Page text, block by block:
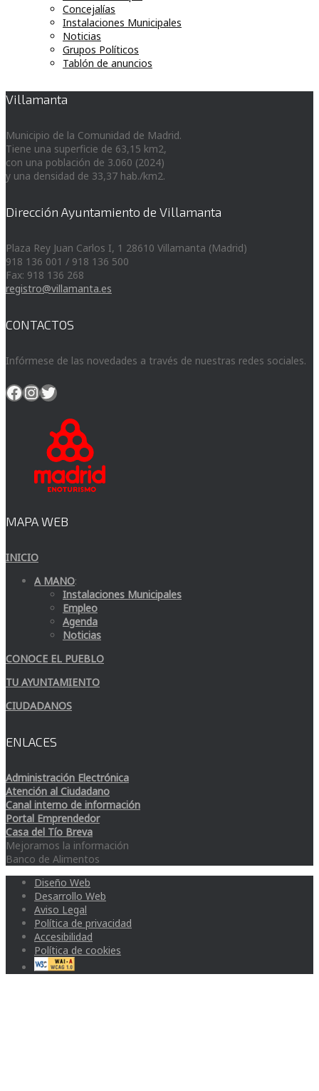
Concejalías
Instalaciones Municipales
Noticias
Grupos Políticos
Tablón de anuncios
Villamanta
Municipio de la Comunidad de Madrid.
Tiene una superficie de 63,15 km2,
con una población de 3.060 (2024)
y una densidad de 33,37 hab./km2.
Dirección Ayuntamiento de Villamanta
Plaza Rey Juan Carlos I, 1 28610 Villamanta (Madrid)
918 136 001 / 918 136 500
Fax: 918 136 268
registro@villamanta.es
CONTACTOS
Infórmese de las novedades a través de nuestras redes sociales.
Facebook
Instagram
Twitter
MAPA WEB
INICIO
A MANO:
Instalaciones Municipales
Empleo
Agenda
Noticias
CONOCE EL PUEBLO
TU AYUNTAMIENTO
CIUDADANOS
ENLACES
Administración Electrónica
Atención al Ciudadano
Canal interno de información
Portal Emprendedor
Casa del Tío Breva
Mejoramos la información
Banco de Alimentos
Diseño Web
Desarrollo Web
Aviso Legal
Política de privacidad
Accesibilidad
Política de cookies